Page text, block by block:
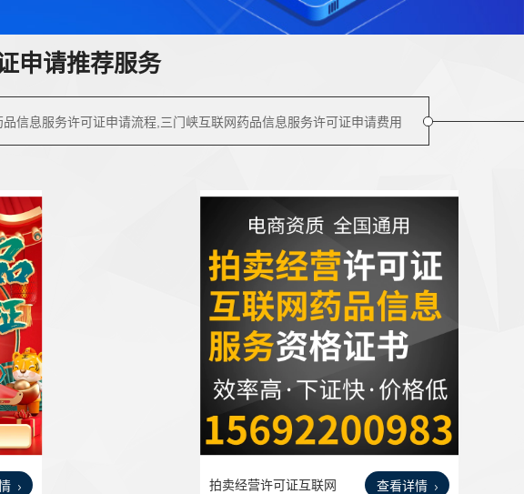
申请推荐服务
信息服务许可证申请流程,三门峡互联网药品信息服务许可证申请费用
查看详情
拍卖经营许可证互联网